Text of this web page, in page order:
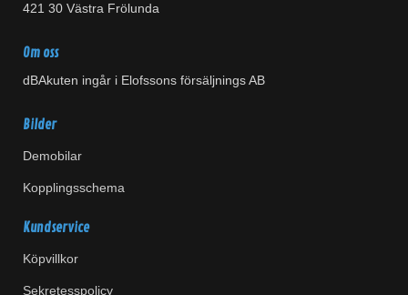
421 30 Västra Frölunda
Om oss
dBAkuten ingår i Elofssons försäljnings AB
Bilder
Demobilar
Kopplingsschema
Kundservice
Köpvillkor
Sekretesspolicy